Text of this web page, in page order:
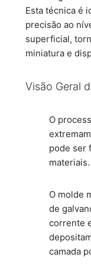
Esta técnica é
precisão ao
superficial,
miniatura e
Visão Geral
O
pode ser
materiais.
O molde
de
corrente
camada